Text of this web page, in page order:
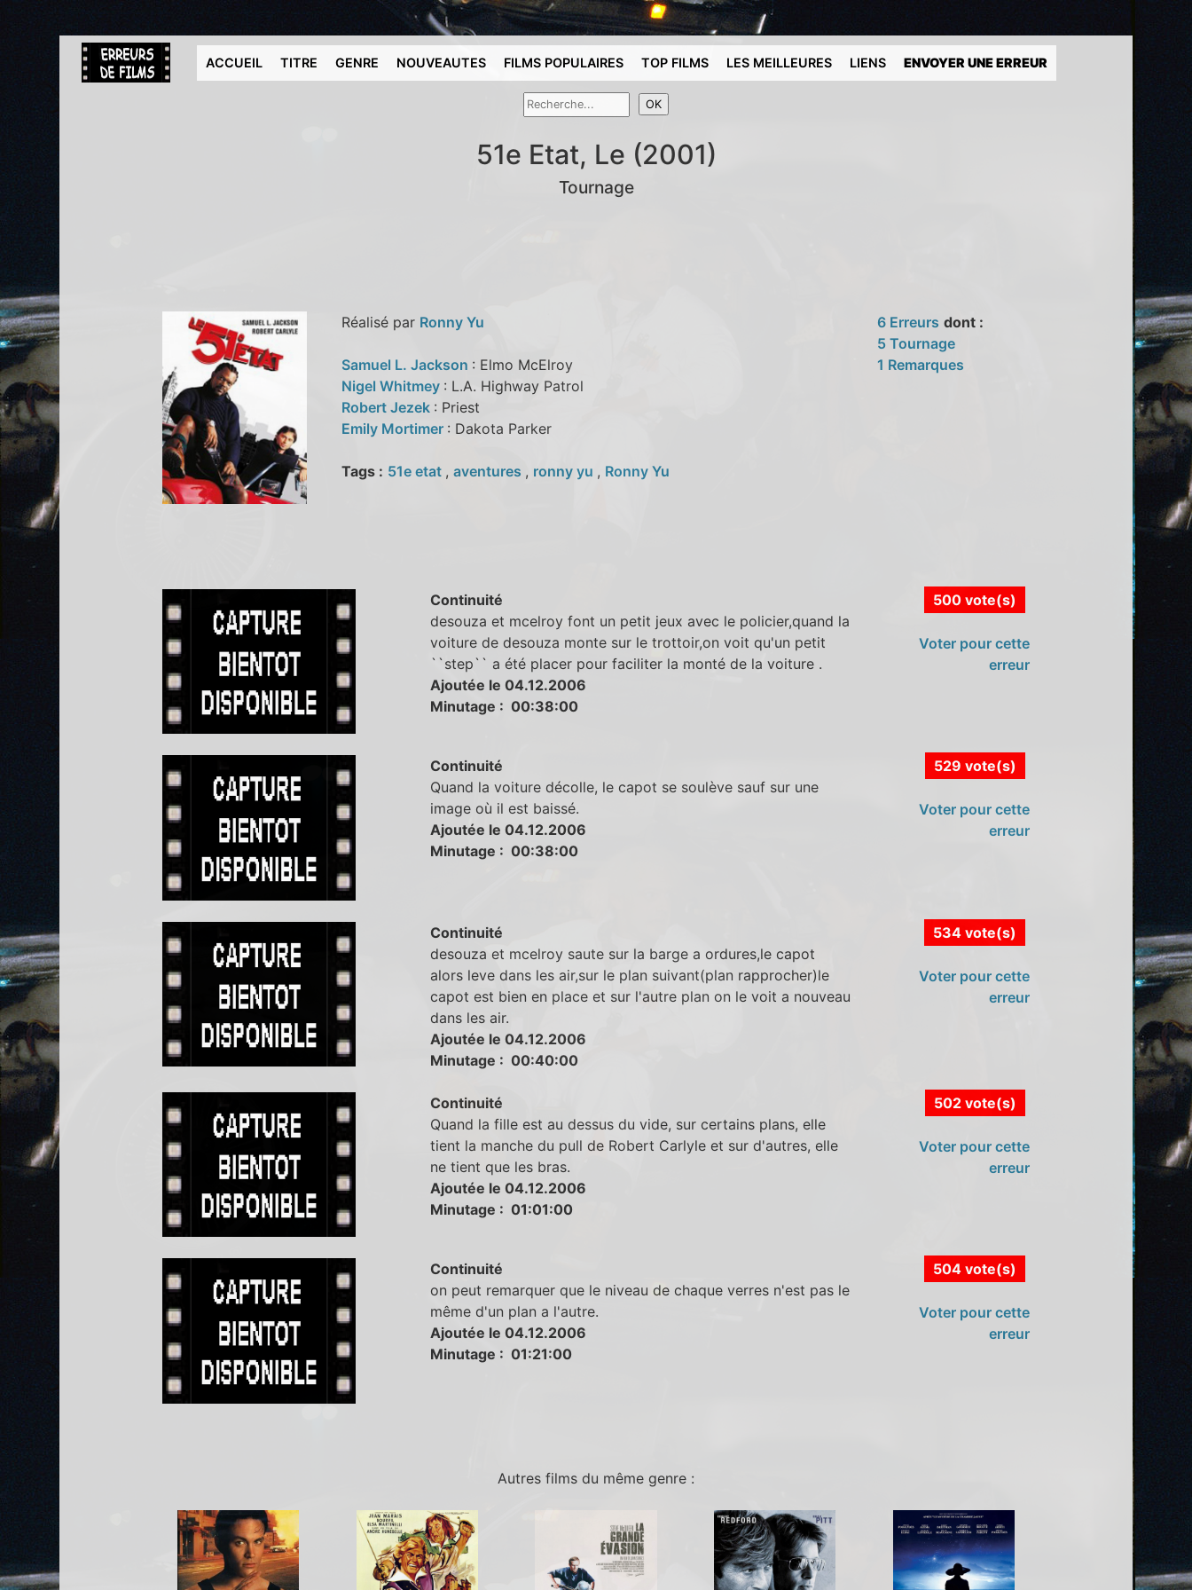
ACCUEIL TITRE GENRE NOUVEAUTES FILMS POPULAIRES TOP FILMS LES MEILLEURES LIENS ENVOYER UNE ERREUR
51e Etat, Le (2001)
Tournage
Réalisé par Ronny Yu
Samuel L. Jackson : Elmo McElroy
Nigel Whitmey : L.A. Highway Patrol
Robert Jezek : Priest
Emily Mortimer : Dakota Parker
Tags : 51e etat , aventures , ronny yu , Ronny Yu
6 Erreurs dont :
5 Tournage
1 Remarques
Continuité
desouza et mcelroy font un petit jeux avec le policier,quand la
voiture de desouza monte sur le trottoir,on voit qu'un petit
``step`` a été placer pour faciliter la monté de la voiture .
Ajoutée le 04.12.2006
Minutage : 00:38:00
500 vote(s)
Voter pour cette
erreur
Continuité
Quand la voiture décolle, le capot se soulève sauf sur une
image où il est baissé.
Ajoutée le 04.12.2006
Minutage : 00:38:00
529 vote(s)
Voter pour cette
erreur
Continuité
desouza et mcelroy saute sur la barge a ordures,le capot
alors leve dans les air,sur le plan suivant(plan rapprocher)le
capot est bien en place et sur l'autre plan on le voit a nouveau
dans les air.
Ajoutée le 04.12.2006
Minutage : 00:40:00
534 vote(s)
Voter pour cette
erreur
Continuité
Quand la fille est au dessus du vide, sur certains plans, elle
tient la manche du pull de Robert Carlyle et sur d'autres, elle
ne tient que les bras.
Ajoutée le 04.12.2006
Minutage : 01:01:00
502 vote(s)
Voter pour cette
erreur
Continuité
on peut remarquer que le niveau de chaque verres n'est pas le
même d'un plan a l'autre.
Ajoutée le 04.12.2006
Minutage : 01:21:00
504 vote(s)
Voter pour cette
erreur
Autres films du même genre :